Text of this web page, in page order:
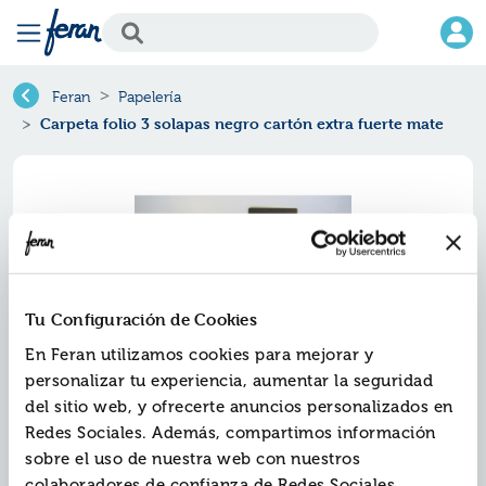
Tu Configuración de Cookies
En Feran utilizamos cookies para mejorar y
personalizar tu experiencia, aumentar la seguridad
del sitio web, y ofrecerte anuncios personalizados en
Redes Sociales. Además, compartimos información
sobre el uso de nuestra web con nuestros
Feran Papelería
Carpeta folio 3 solapas negro cartón extra fuerte mate
Carpeta folio 3 solapas negro
cartón extra fuerte mate